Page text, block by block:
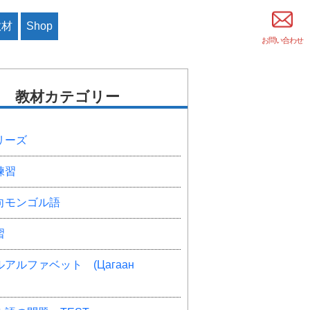
Shop
お問い合わせ
教材カテゴリー
ーズ
習
モンゴル語
アルファベット (Цагаан